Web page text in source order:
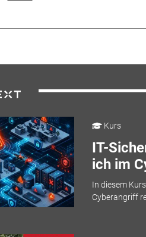
Kurs
IT-
ich im
In diesem
Cyberangriff